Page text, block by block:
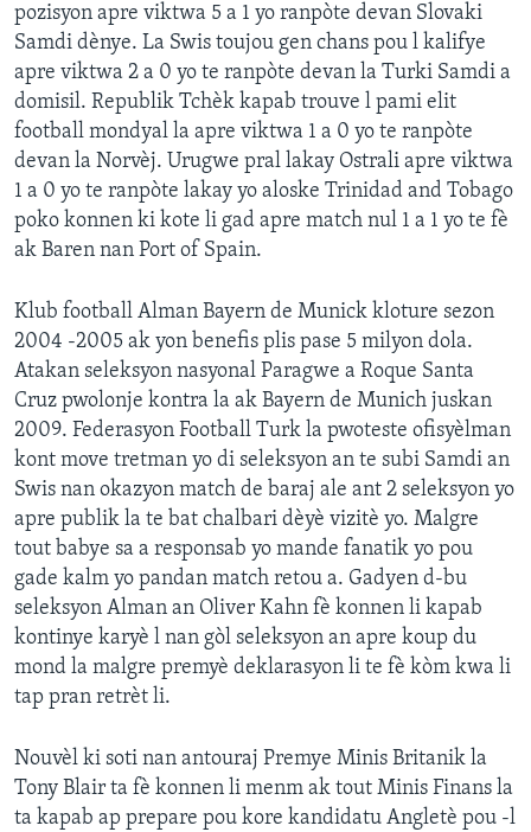
SUIV NOU
Languages
pozisyon apre viktwa 5 a 1 yo ranpòte devan Slovaki
Samdi dènye. La Swis toujou gen chans pou l kalifye
apre viktwa 2 a 0 yo te ranpòte devan la Turki Samdi a
domisil. Republik Tchèk kapab trouve l pami elit
football mondyal la apre viktwa 1 a 0 yo te ranpòte
devan la Norvèj. Urugwe pral lakay Ostrali apre viktwa
1 a 0 yo te ranpòte lakay yo aloske Trinidad and Tobago
poko konnen ki kote li gad apre match nul 1 a 1 yo te fè
ak Baren nan Port of Spain.
Klub football Alman Bayern de Munick kloture sezon
2004 -2005 ak yon benefis plis pase 5 milyon dola.
Atakan seleksyon nasyonal Paragwe a Roque Santa
Cruz pwolonje kontra la ak Bayern de Munich juskan
2009. Federasyon Football Turk la pwoteste ofisyèlman
kont move tretman yo di seleksyon an te subi Samdi an
Swis nan okazyon match de baraj ale ant 2 seleksyon yo
apre publik la te bat chalbari dèyè vizitè yo. Malgre
tout babye sa a responsab yo mande fanatik yo pou
gade kalm yo pandan match retou a. Gadyen d-bu
seleksyon Alman an Oliver Kahn fè konnen li kapab
kontinye karyè l nan gòl seleksyon an apre koup du
mond la malgre premyè deklarasyon li te fè kòm kwa li
tap pran retrèt li.
Nouvèl ki soti nan antouraj Premye Minis Britanik la
Tony Blair ta fè konnen li menm ak tout Minis Finans la
ta kapab ap prepare pou kore kandidatu Angletè pou -l